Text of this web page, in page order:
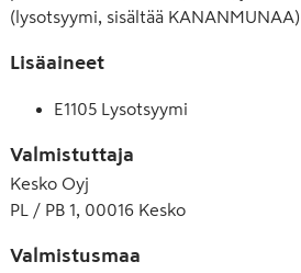
(lysotsyymi, sisältää KANANMUNAA)
Lisäaineet
E1105 Lysotsyymi
Valmistuttaja
Kesko Oyj
PL / PB 1, 00016 Kesko
Valmistusmaa